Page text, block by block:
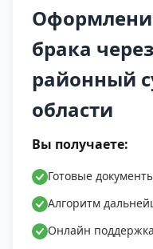
брака
районный
области
Вы получаете:
Готовые
Алгоритм
Онлайн